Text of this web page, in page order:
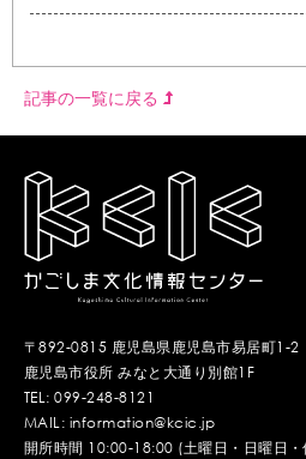
記事の一覧に戻る
〒892-0815 鹿児島県鹿児島市易居町1-2
鹿児島市役所 みなと大通り別館1F
TEL: 099-248-8121
MAIL: information@kcic.jp
開所時間 10:00-18:00 (土曜日・日曜日・